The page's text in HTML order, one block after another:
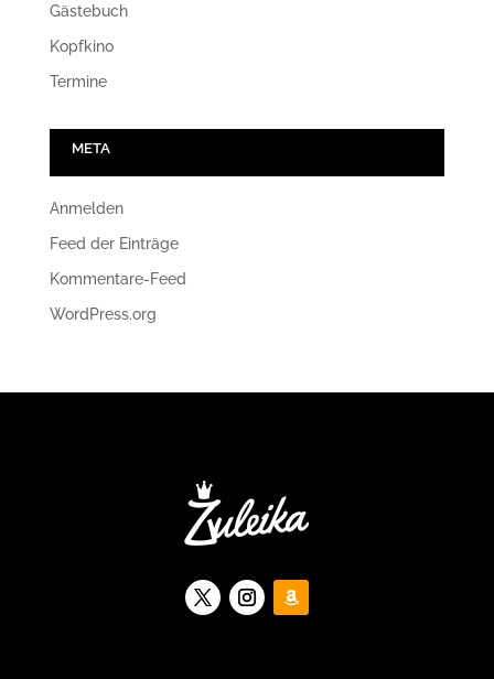
Gästebuch
Kopfkino
Termine
META
Anmelden
Feed der Einträge
Kommentare-Feed
WordPress.org